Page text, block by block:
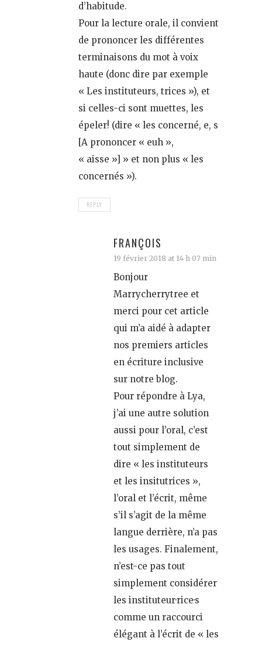
d’habitude.
Pour la lecture orale, il convient
de prononcer les différentes
terminaisons du mot à voix
haute (donc dire par exemple
« Les instituteurs, trices »), et
si celles-ci sont muettes, les
épeler! (dire « les concerné, e, s
[A prononcer « euh »,
« aisse »] » et non plus « les
concernés »).
REPLY
FRANÇOIS
19 février 2018 at 14 h 07 min
Bonjour
Marrycherrytree et
merci pour cet article
qui m’a aidé à adapter
nos premiers articles
en écriture inclusive
sur notre blog.
Pour répondre à Lya,
j’ai une autre solution
aussi pour l’oral, c’est
tout simplement de
dire « les instituteurs
et les insitutrices »,
l’oral et l’écrit, même
s’il s’agit de la même
langue derrière, n’a pas
les usages. Finalement,
n’est-ce pas tout
simplement considérer
les instituteur·rice·s
comme un raccourci
élégant à l’écrit de « les